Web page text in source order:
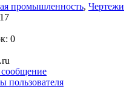
промышленность, Чертежи
0
пользователя